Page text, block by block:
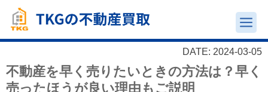
DATE: 2024-03-05
不動産を早く売りたいときの方法は？早く
売ったほうが良い理由もご説明